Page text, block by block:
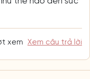
xem Xem câu trả lời